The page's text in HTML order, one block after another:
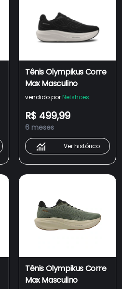
Tênis Olympikus Corre
Max Masculino
vendido por Netshoes
R$ 499,99
6 meses
Ver histórico
Tênis Olympikus Corre
Max Masculino